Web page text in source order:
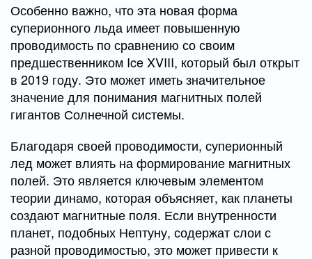
Особенно важно, что эта новая форма
суперионного льда имеет повышенную
проводимость по сравнению со своим
предшественником Ice XVIII, который был открыт
в 2019 году. Это может иметь значительное
значение для понимания магнитных полей
гигантов Солнечной системы.
Благодаря своей проводимости, суперионный
лед может влиять на формирование магнитных
полей. Это является ключевым элементом
теории динамо, которая объясняет, как планеты
создают магнитные поля. Если внутренности
планет, подобных Нептуну, содержат слои с
разной проводимостью, это может привести к